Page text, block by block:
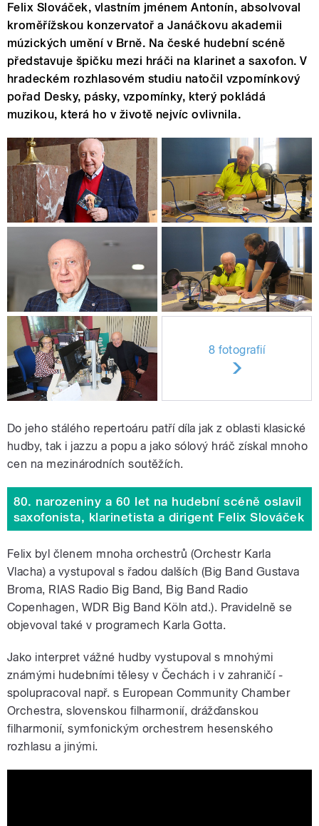
Felix Slováček, vlastním jménem Antonín, absolvoval
kroměřížskou konzervatoř a Janáčkovu akademii
múzických umění v Brně. Na české hudební scéně
představuje špičku mezi hráči na klarinet a saxofon. V
hradeckém rozhlasovém studiu natočil vzpomínkový
pořad Desky, pásky, vzpomínky, který pokládá
muzikou, která ho v životě nejvíc ovlivnila.
8 fotografií
Do jeho stálého repertoáru patří díla jak z oblasti klasické
hudby, tak i jazzu a popu a jako sólový hráč získal mnoho
cen na mezinárodních soutěžích.
80. narozeniny a 60 let na hudební scéně oslavil
saxofonista, klarinetista a dirigent Felix Slováček
Felix byl členem mnoha orchestrů (Orchestr Karla
Vlacha) a vystupoval s řadou dalších (Big Band Gustava
Broma, RIAS Radio Big Band, Big Band Radio
Copenhagen, WDR Big Band Köln atd.). Pravidelně se
objevoval také v programech Karla Gotta.
Jako interpret vážné hudby vystupoval s mnohými
známými hudebními tělesy v Čechách i v zahraničí -
spolupracoval např. s European Community Chamber
Orchestra, slovenskou filharmonií, drážďanskou
filharmonií, symfonickým orchestrem hesenského
rozhlasu a jinými.